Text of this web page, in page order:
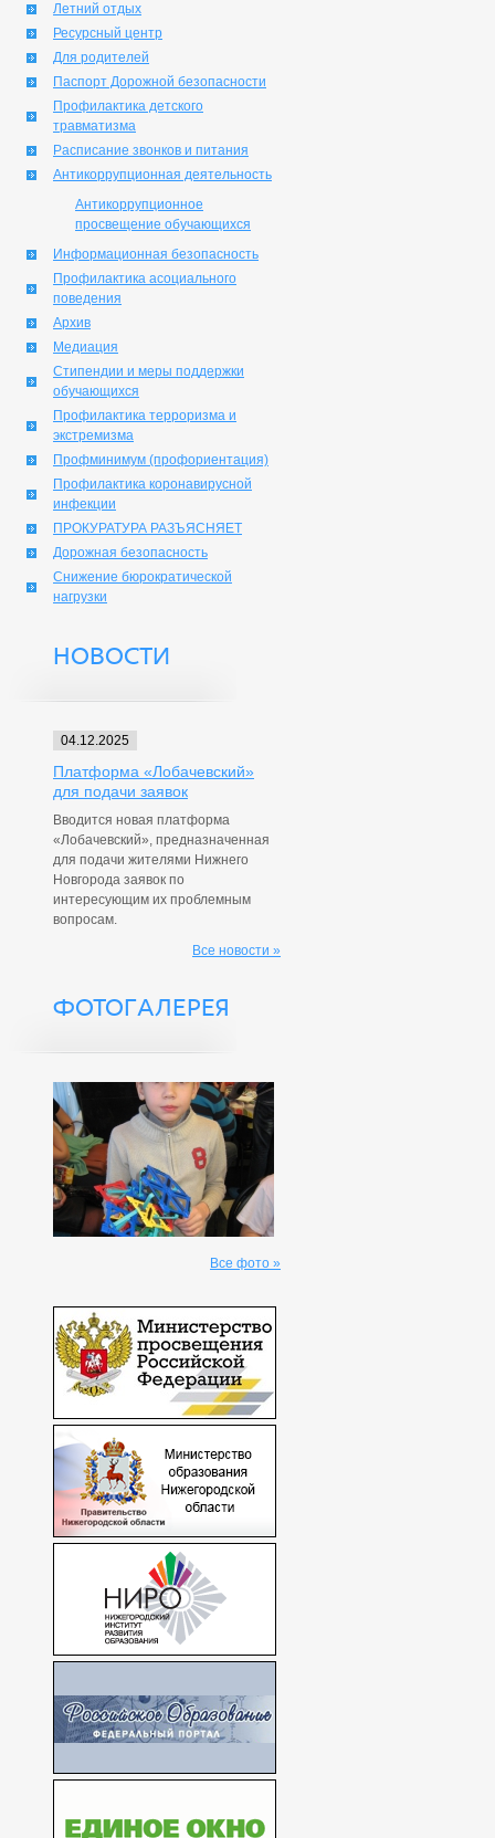
Летний отдых
Ресурсный центр
Для родителей
Паспорт Дорожной безопасности
Профилактика детского
травматизма
Расписание звонков и питания
Антикоррупционная деятельность
Антикоррупционное
просвещение обучающихся
Информационная безопасность
Профилактика асоциального
поведения
Архив
Медиация
Стипендии и меры поддержки
обучающихся
Профилактика терроризма и
экстремизма
Профминимум (профориентация)
Профилактика коронавирусной
инфекции
ПРОКУРАТУРА РАЗЪЯСНЯЕТ
Дорожная безопасность
Снижение бюрократической
нагрузки
НОВОСТИ
04.12.2025
Платформа «Лобачевский»
для подачи заявок
Вводится новая платформа
«Лобачевский», предназначенная
для подачи жителями Нижнего
Новгорода заявок по
интересующим их проблемным
вопросам.
Все новости »
ФОТОГАЛЕРЕЯ
Все фото »